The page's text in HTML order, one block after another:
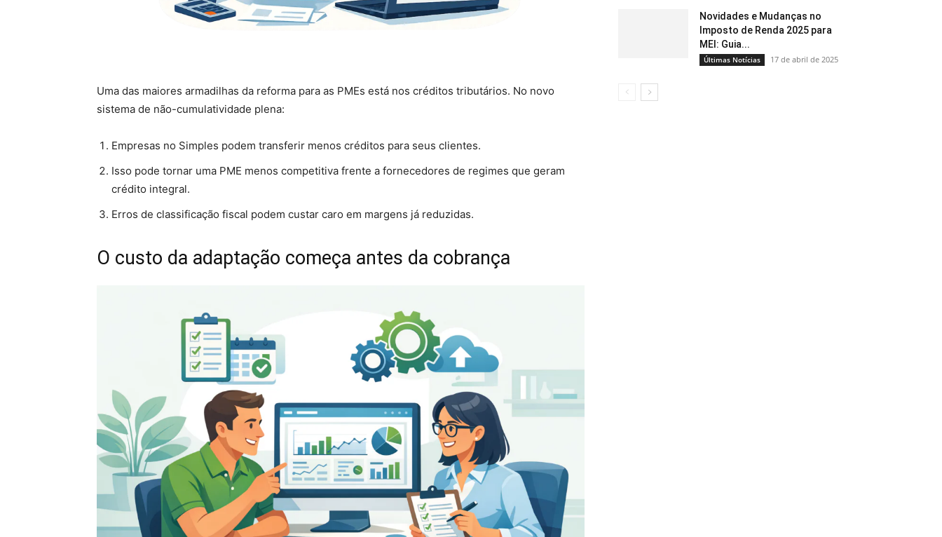
Uma das maiores armadilhas da reforma para as PMEs está nos créditos tributários. No novo
sistema de não-cumulatividade plena:
Empresas no Simples podem transferir menos créditos para seus clientes.
Isso pode tornar uma PME menos competitiva frente a fornecedores de regimes que geram
crédito integral.
Erros de classificação fiscal podem custar caro em margens já reduzidas.
O custo da adaptação começa antes da cobrança
Novidades e Mudanças no
Imposto de Renda 2025 para
MEI: Guia...
Últimas Notícias 17 de abril de 2025